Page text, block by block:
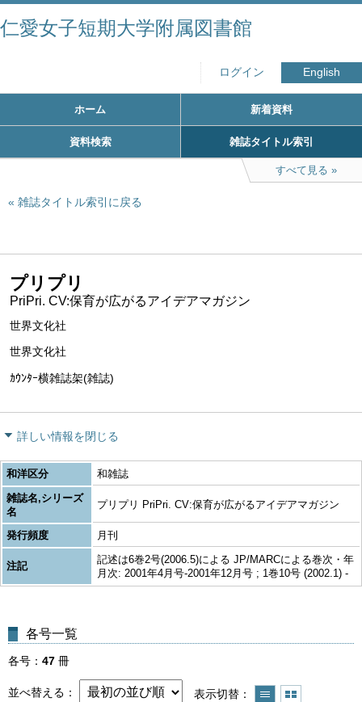
仁愛女子短期大学附属図書館
ログイン English
ホーム 新着資料
資料検索 雑誌タイトル索引
すべて見る
雑誌タイトル索引に戻る
プリプリ
PriPri. CV:保育が広がるアイデアマガジン
世界文化社
世界文化社
ｶｳﾝﾀｰ横雑誌架(雑誌)
詳しい情報を閉じる
和洋区分
和雑誌
雑誌名,シリーズ
名
プリプリ PriPri. CV:保育が広がるアイデアマガジン
発行頻度 月刊
注記
記述は6巻2号(2006.5)による JP/MARCによる巻次・年
月次: 2001年4月号-2001年12月号 ; 1巻10号 (2002.1) -
各号一覧
各号 47 冊
並べ替える 表示切替